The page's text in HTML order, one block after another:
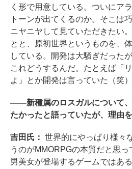
く形で用意している。ついにア
トーンが出てくるのか。そこは
ニヤニヤして見ていただきたい
とと、原初世界というものを、
している。開発は大騒ぎだった
これどうするんだ。たとえば「
よ」とか開発は言っていた（笑）
――新種属のロスガルについて
たかったと語っていたが、理由を
吉田氏： 世界的にやっぱり様々
うのがMMORPGの本質だと思
男美女が登場するゲームではあ